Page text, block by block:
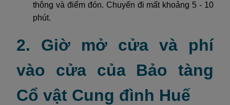
thông và điểm đón. Chuyến đi mất khoảng 5 - 10
phút.
2. Giờ mở cửa và phí
vào cửa của Bảo tàng
Cổ vật Cung đình Huế